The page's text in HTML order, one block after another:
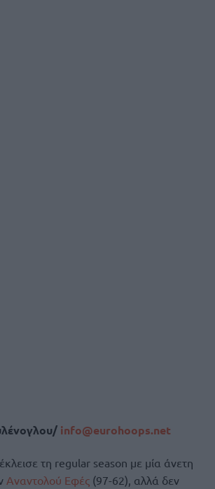
info@eurohoops.net
έκλεισε τη regular season με μία άνετη
Αναντολού Εφές (97-62), αλλά δεν